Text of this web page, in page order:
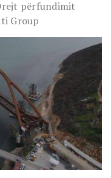
përfundimit
Group